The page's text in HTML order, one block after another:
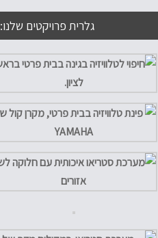
גלרית פרויקטים שלנו: